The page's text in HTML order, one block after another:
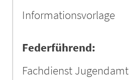
Informationsvorlage
Federführend:
Fachdienst Jugendamt